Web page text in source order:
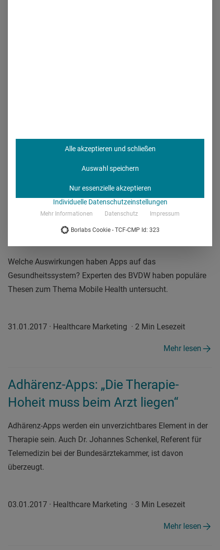
Mythos Gesundheitsapp: Mobile
Health im Faktencheck
Welche Auswirkungen haben Apps auf das
Gesundheitssystem? Experten des BVDW haben populäre
Thesen zum Thema Mobile Health untersucht.
31.01.2017 · Healthcare Marketing · 2 Min Lesezeit
Mehr lesen
Adhärenz-Apps: „Die Therapie-
Hoheit muss beim Arzt liegen“
Adhärenz-Apps werden ein unverzichtbares Element in der
Therapie sein. Auch Dr. Johannes Schenkel, Referent für
Telemedizin bei der Bundesärztekammer, ist davon
überzeugt.
03.01.2017 · Healthcare Marketing · 3 Min Lesezeit
Mehr lesen
Alle akzeptieren und schließen
Auswahl speichern
Nur essenzielle akzeptieren
Individuelle Datenschutzeinstellungen
Mehr Informationen Datenschutz Impressum
Borlabs Cookie - TCF-CMP Id: 323